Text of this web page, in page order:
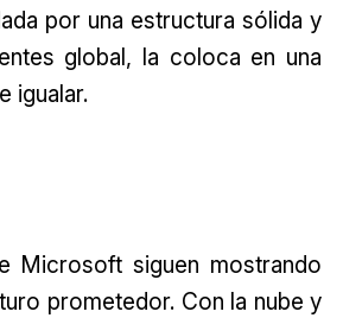
por una estructura sólida y
global, la coloca en una
igualar.
Microsoft siguen mostrando
prometedor. Con la nube y